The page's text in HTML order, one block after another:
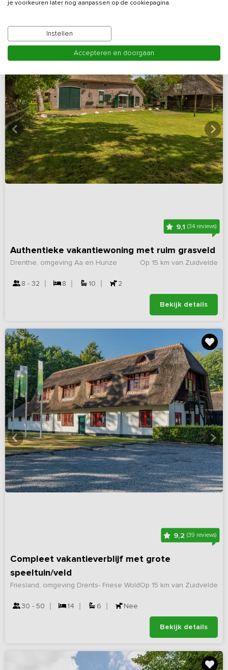
9,1(34 reviews)
Authentieke vakantiewoning met ruim grasveld
Op 15 km van Zuidvelde
Drenthe, omgeving Aa en Hunze
8 - 32 8 10 2
Bekijk details
9,2 (39 reviews)
Compleet vakantieverblijf met grote
speeltuin/veld
Op 15 km van Zuidvelde
Friesland, omgeving Drents- Friese Wold
30 - 50 14 6 Nee
Bekijk details
je voorkeuren later nog aanpassen op de cookiepagina.
Instellen
Accepteren en doorgaan